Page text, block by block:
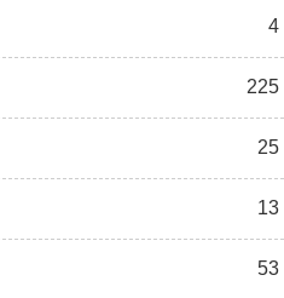
4
225
25
13
53